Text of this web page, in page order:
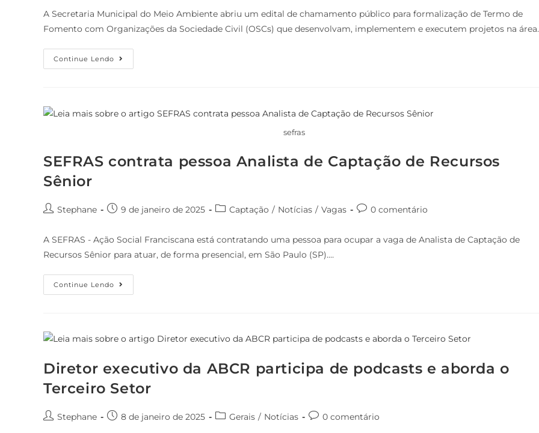
A Secretaria Municipal do Meio Ambiente abriu um edital de chamamento público para formalização de Termo de
Fomento com Organizações da Sociedade Civil (OSCs) que desenvolvam, implementem e executem projetos na
Continue Lendo
sefras
SEFRAS contrata pessoa Analista de Captação de Recursos
Sênior
Stephane 9 de janeiro de 2025 Captação / Notícias / Vagas 0 comentário
A SEFRAS - Ação Social Franciscana está contratando uma pessoa para ocupar a vaga de Analista de Captação de
Recursos Sênior para atuar, de forma presencial, em São Paulo (SP).…
Continue Lendo
Diretor executivo da ABCR participa de podcasts e aborda o
Terceiro Setor
Stephane 8 de janeiro de 2025 Gerais / Notícias 0 comentário